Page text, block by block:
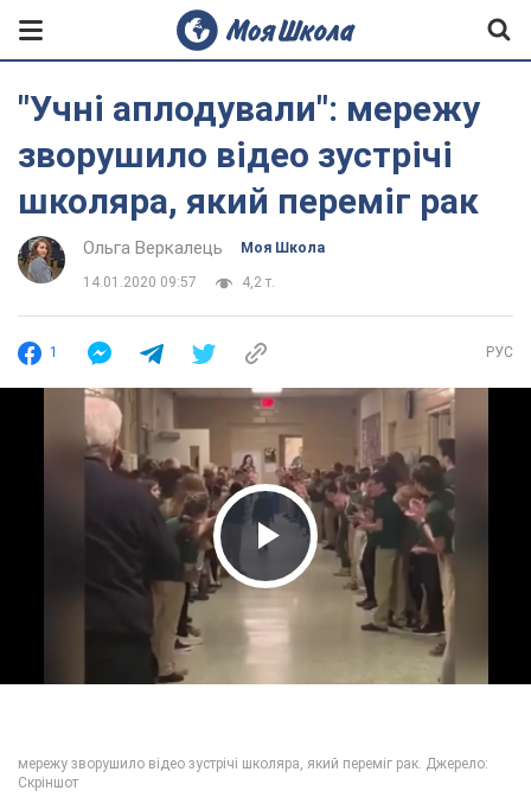
"Учні аплодували": мережу
зворушило відео зустрічі
школяра, який переміг рак
Ольга Веркалець Моя Школа
14.01.2020 09:57 4,2 т.
1 РУС
Play Video